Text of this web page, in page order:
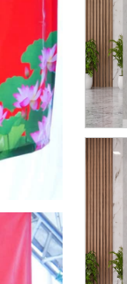
viên
Thông
ăn
năm
KẾ
cuối
Tuyên